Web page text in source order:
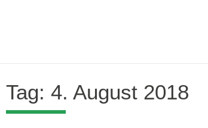
Tag: 4. August 2018